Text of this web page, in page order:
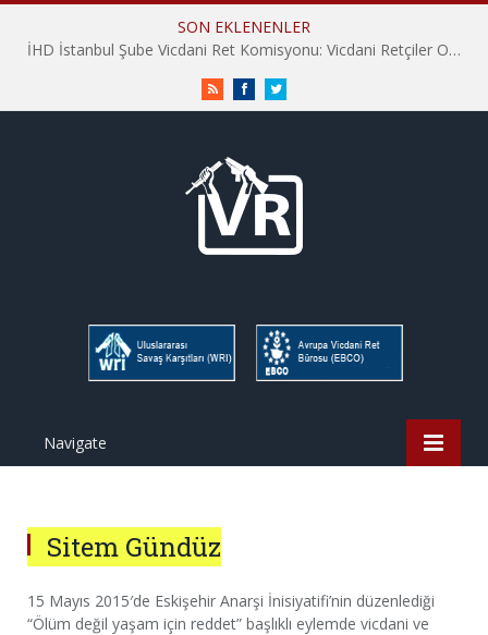
SON EKLENENLER
İHD İstanbul Şube Vicdani Ret Komisyonu: Vicdani Retçiler Olarak Destek İçin Buradayız!
RSS FacebookTwitter
Navigate
Sitem Gündüz
15 Mayıs 2015′de Eskişehir Anarşi İnisiyatifi’nin düzenlediği
“Ölüm değil yaşam için reddet” başlıklı eylemde vicdani ve